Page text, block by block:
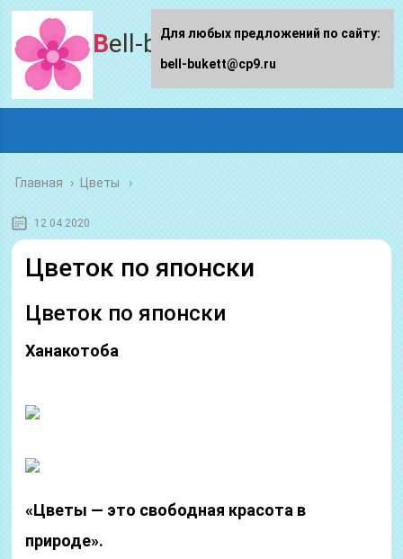
Bell-bukett.ru
Главная › Цветы
12.04.2020
Цветок по японски
Цветок по японски
Ханакотоба
«Цветы — это свободная красота в
природе».
Для любых предложений по сайту:
bell-bukett@cp9.ru